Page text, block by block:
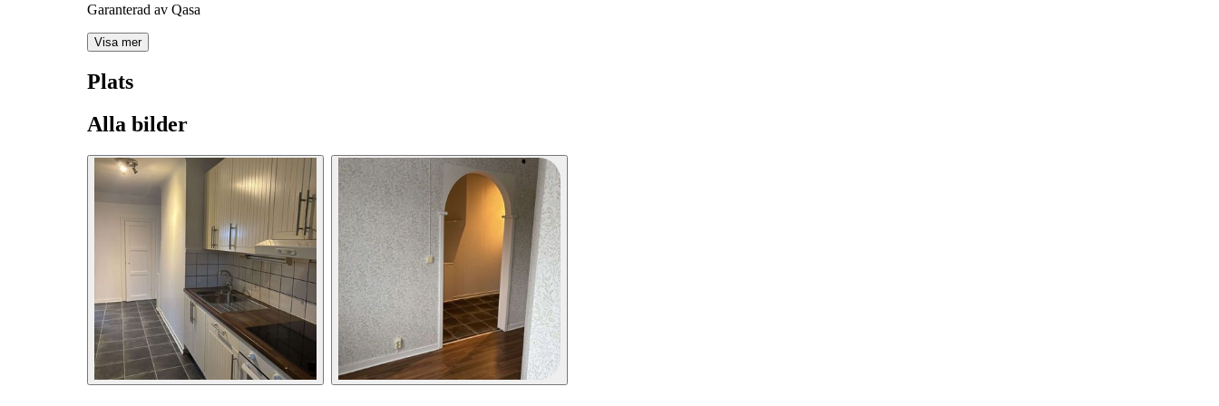
Garanterad av Qasa
Visa mer
Plats
Alla bilder